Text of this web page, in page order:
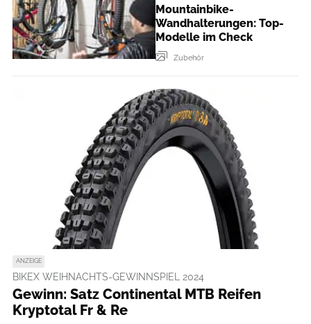
Mountainbike-
Wandhalterungen: Top-
Modelle im Check
Zubehör
ANZEIGE
BIKEX WEIHNACHTS-GEWINNSPIEL 2024
Gewinn: Satz Continental MTB Reifen
Kryptotal Fr & Re